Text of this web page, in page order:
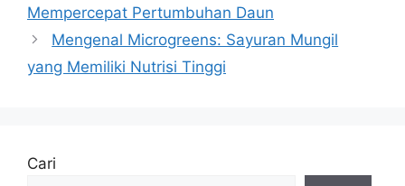
Mempercepat Pertumbuhan Daun
Mengenal Microgreens: Sayuran Mungil
yang Memiliki Nutrisi Tinggi
Cari